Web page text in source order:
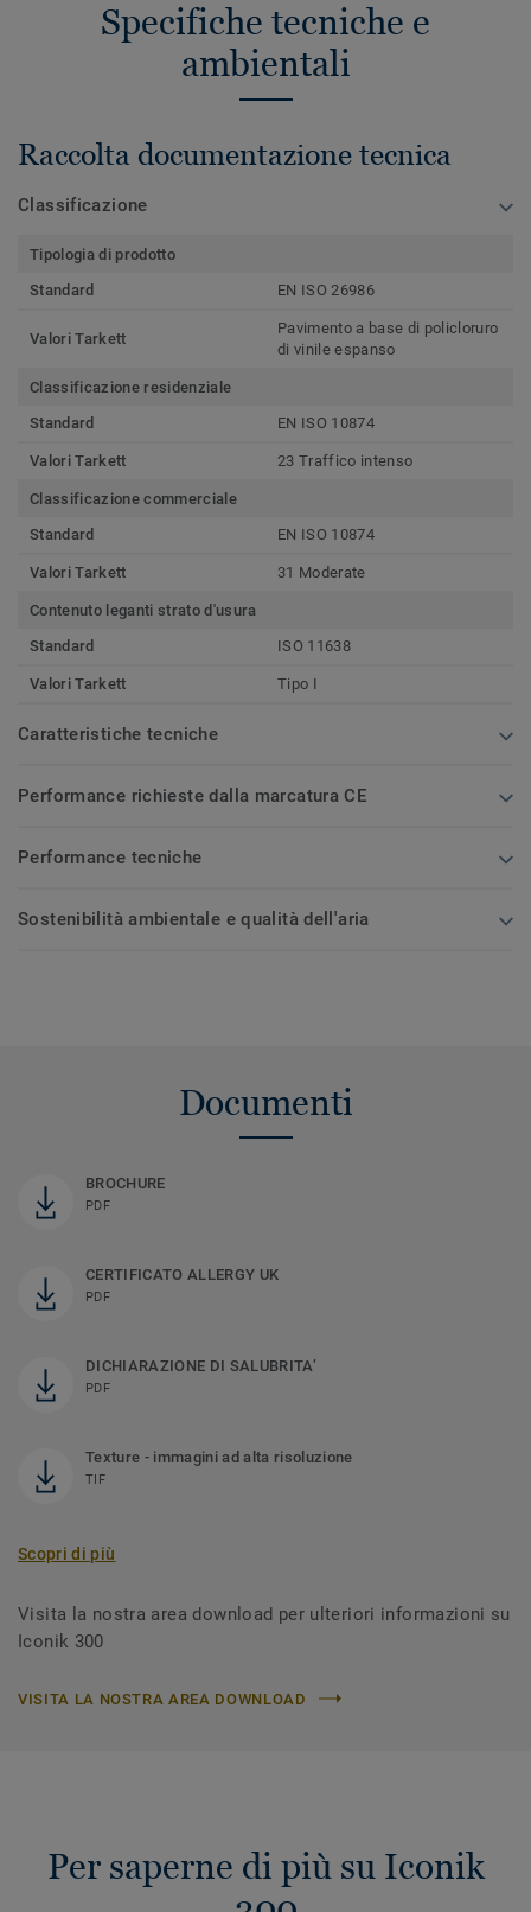
Specifiche tecniche e
ambientali
Raccolta documentazione tecnica
Classificazione
Tipologia di prodotto
Standard
EN ISO 26986
Valori Tarkett
Pavimento a base di policloruro
di vinile espanso
Classificazione residenziale
Standard
EN ISO 10874
Valori Tarkett 23 Traffico intenso
Classificazione commerciale
Standard
EN ISO 10874
Valori Tarkett 31 Moderate
Contenuto leganti strato d'usura
Standard
ISO 11638
Valori Tarkett Tipo I
Caratteristiche tecniche
Performance richieste dalla marcatura CE
Performance tecniche
Sostenibilità ambientale e qualità dell'aria
Documenti
BROCHURE
PDF
CERTIFICATO ALLERGY UK
PDF
DICHIARAZIONE DI SALUBRITA’
PDF
Texture - immagini ad alta risoluzione
TIF
Scopri di più
Visita la nostra area download per ulteriori informazioni su
Iconik 300
VISITA LA NOSTRA AREA DOWNLOAD
Per saperne di più su Iconik